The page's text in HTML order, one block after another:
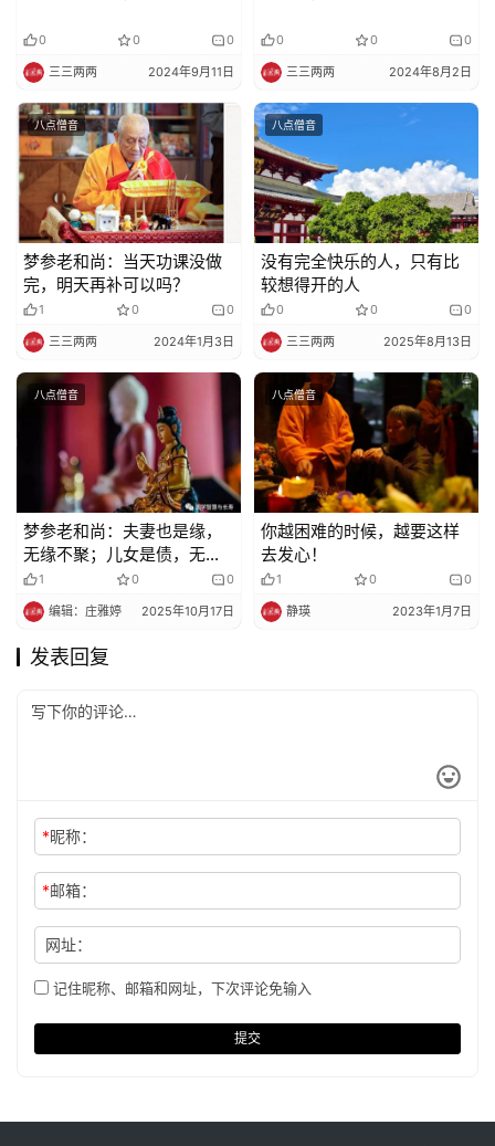
0 0 0
三三两两 2024年9月11日
0 0 0
三三两两 2024年8月2日
八点僧音
梦参老和尚：当天功课没做
完，明天再补可以吗？
1 0 0
三三两两 2024年1月3日
八点僧音
没有完全快乐的人，只有比
较想得开的人
0 0 0
三三两两 2025年8月13日
八点僧音
梦参老和尚：夫妻也是缘，
无缘不聚；儿女是债，无债
不来
1 0 0
编辑：庄雅婷 2025年10月17日
八点僧音
你越困难的时候，越要这样
去发心！
1 0 0
静瑛 2023年1月7日
发表回复
*昵称：
*邮箱：
网址：
记住昵称、邮箱和网址，下次评论免输入
提交